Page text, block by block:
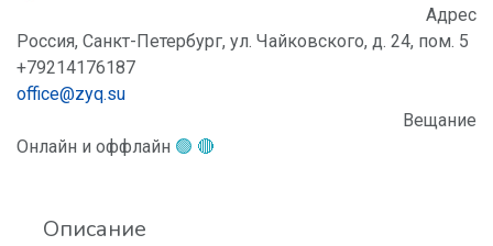
Адрес
Россия, Санкт-Петербург, ул. Чайковского, д. 24, пом. 5
+79214176187
office@zyq.su
Вещание
Онлайн и оффлайн 🟢 🔴
Описание